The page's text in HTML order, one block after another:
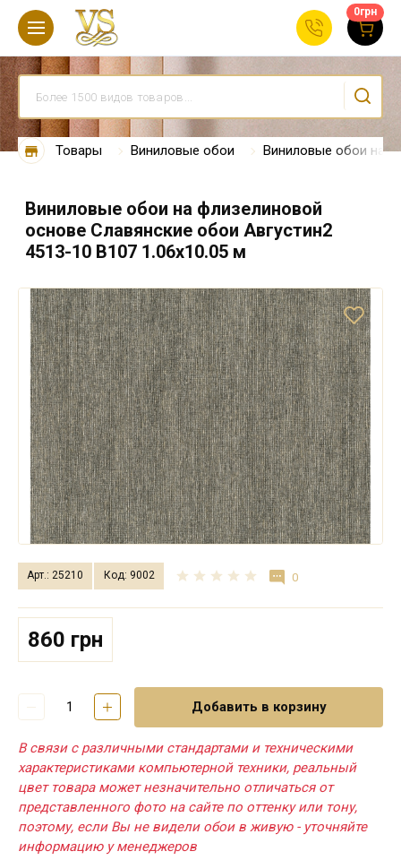
0грн
Товары Виниловые обои Виниловые обои на
Виниловые обои на флизелиновой
основе Славянские обои Августин2
4513-10 В107 1.06х10.05 м
Арт.: 25210 Код: 9002 0
860 грн
Добавить в корзину
В связи с различными стандартами и техническими
характеристиками компьютерной техники, реальный
цвет товара может незначительно отличаться от
представленного фото на сайте по оттенку или тону,
поэтому, если Вы не видели обои в живую - уточняйте
информацию у менеджеров